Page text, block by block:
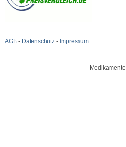
AGB - Datenschutz - Impressum